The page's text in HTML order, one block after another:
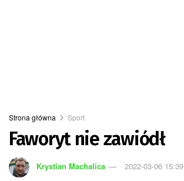
Strona główna Sport
Faworyt nie zawiódł
Krystian Machalica 2022-03-06 15:39